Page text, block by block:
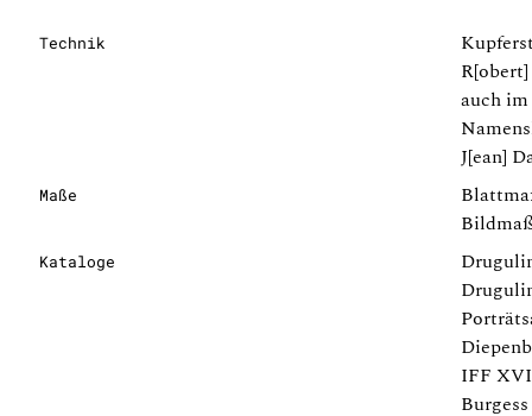
Technik
auch
J[ean]
Maße
Kataloge
IFF